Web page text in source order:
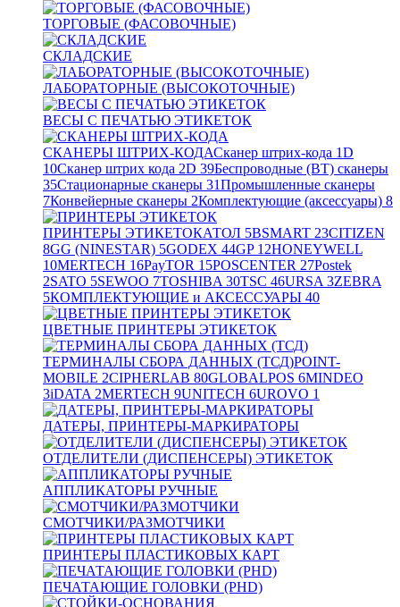
ТОРГОВЫЕ (ФАСОВОЧНЫЕ)
СКЛАДСКИЕ
ЛАБОРАТОРНЫЕ (ВЫСОКОТОЧНЫЕ)
ВЕСЫ С ПЕЧАТЬЮ ЭТИКЕТОК
СКАНЕРЫ ШТРИХ-КОДАСканер штрих-кода 1D
10Сканер штрих кода 2D 39Беспроводные (BT) сканеры
35Стационарные сканеры 31Промышленные сканеры
7Конвейерные сканеры 2Комплектующие (аксессуары) 8
ПРИНТЕРЫ ЭТИКЕТОКАТОЛ 5BSMART 23CITIZEN
8GG (NINESTAR) 5GODEX 44GP12HONEYWELL
10MERTECH 16PayTOR 15POSCENTER 27Postek
2SATO 5SEWOO 7TOSHIBA 30TSC 46URSA 3ZEBRA
5КОМПЛЕКТУЮЩИЕ и АКСЕССУАРЫ 40
ЦВЕТНЫЕ ПРИНТЕРЫ ЭТИКЕТОК
ТЕРМИНАЛЫ СБОРА ДАННЫХ (ТСД)POINT-
MOBILE 2CIPHERLAB 80GLOBALPOS 6MINDEO
3iDATA 2MERTECH 9UNITECH 6UROVO 1
ДАТЕРЫ, ПРИНТЕРЫ-МАРКИРАТОРЫ
ОТДЕЛИТЕЛИ (ДИСПЕНСЕРЫ) ЭТИКЕТОК
АППЛИКАТОРЫ РУЧНЫЕ
СМОТЧИКИ/РАЗМОТЧИКИ
ПРИНТЕРЫ ПЛАСТИКОВЫХ КАРТ
ПЕЧАТАЮЩИЕ ГОЛОВКИ (PHD)